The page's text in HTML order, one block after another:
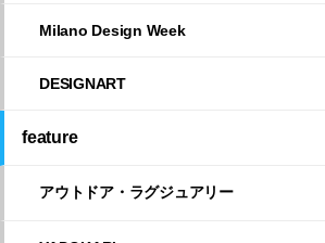
Milano Design Week
DESIGNART
feature
アウトドア・ラグジュアリー